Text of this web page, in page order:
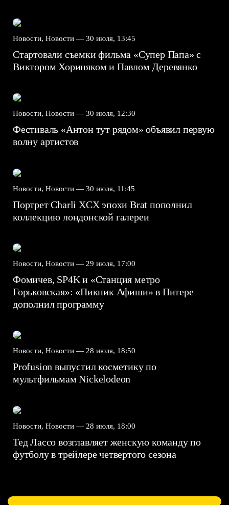
Новости, Новости — 30 июля, 13:45
Стартовали съемки фильма «Супер Папа» с
Виктором Хориняком и Павлом Деревянко
Новости, Новости — 30 июля, 12:30
Фестиваль «Антон тут рядом» объявил первую
волну артистов
Новости, Новости — 30 июля, 11:45
Портрет Charli XCX эпохи Brat пополнил
коллекцию лондонской галереи
Новости, Новости — 29 июля, 17:00
Фомичев, SP4K и «Станция метро
Горьковская»: «Пикник Афиши» в Питере
дополнил программу
Новости, Новости — 28 июля, 18:50
Profusion выпустил косметику по
мультфильмам Nickelodeon
Новости, Новости — 28 июля, 18:00
Тед Лассо возглавляет женскую команду по
футболу в трейлере четвертого сезона